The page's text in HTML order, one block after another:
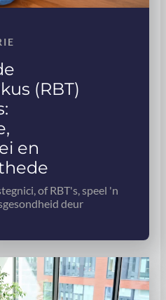
(RBT)
en
of RBT's, speel 'n
deur